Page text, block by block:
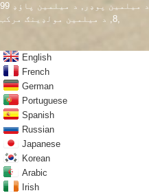
د میلمین پوډر ,
د میلمین پاؤډ 99
8
, د میلمین مولډینګ مرکب ,
English
French
German
Portuguese
Spanish
Russian
Japanese
Korean
Arabic
Irish